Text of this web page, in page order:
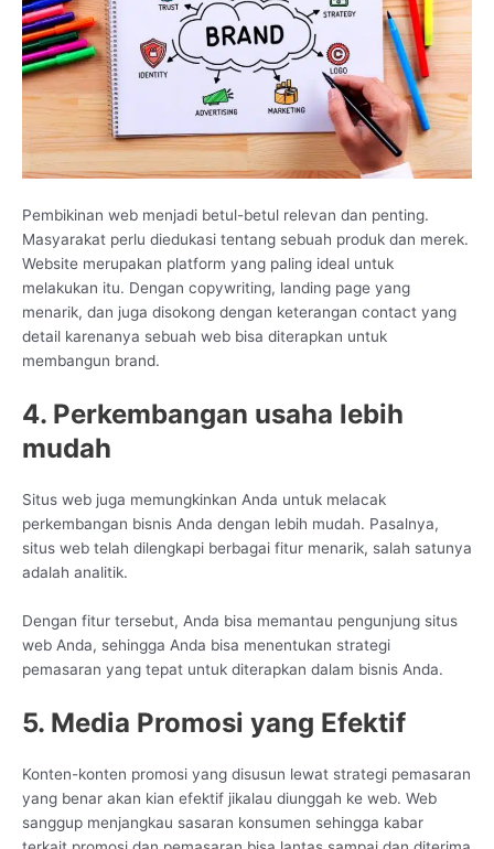
Pembikinan web menjadi betul-betul relevan dan penting.
Masyarakat perlu diedukasi tentang sebuah produk dan merek.
Website merupakan platform yang paling ideal untuk
melakukan itu. Dengan copywriting, landing page yang
menarik, dan juga disokong dengan keterangan contact yang
detail karenanya sebuah web bisa diterapkan untuk
membangun brand.
4. Perkembangan usaha lebih
mudah
Situs web juga memungkinkan Anda untuk melacak
perkembangan bisnis Anda dengan lebih mudah. Pasalnya,
situs web telah dilengkapi berbagai fitur menarik, salah satunya
adalah analitik.
Dengan fitur tersebut, Anda bisa memantau pengunjung situs
web Anda, sehingga Anda bisa menentukan strategi
pemasaran yang tepat untuk diterapkan dalam bisnis Anda.
5. Media Promosi yang Efektif
Konten-konten promosi yang disusun lewat strategi pemasaran
yang benar akan kian efektif jikalau diunggah ke web. Web
sanggup menjangkau sasaran konsumen sehingga kabar